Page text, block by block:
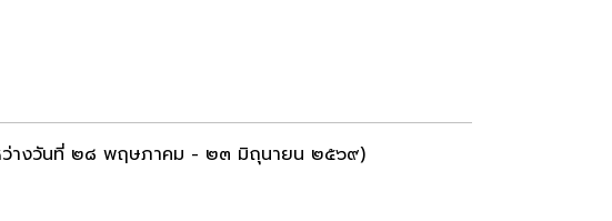
หว่างวันที่ ๒๘ พฤษภาคม - ๒๓ มิถุนายน ๒๕๖๙)